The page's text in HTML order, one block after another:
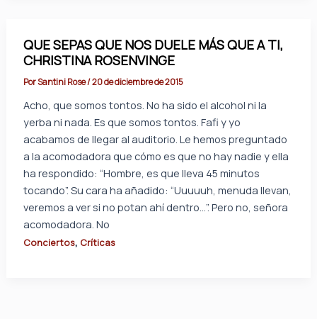
QUE SEPAS QUE NOS DUELE MÁS QUE A TI,
CHRISTINA ROSENVINGE
PorSantini Rose/20 de diciembre de 2015
Acho, que somos tontos. No ha sido el alcohol ni la
yerba ni nada. Es que somos tontos. Fafi y yo
acabamos de llegar al auditorio. Le hemos preguntado
a la acomodadora que cómo es que no hay nadie y ella
ha respondido: “Hombre, es que lleva 45 minutos
tocando”. Su cara ha añadido: “Uuuuuh, menuda llevan,
veremos a ver si no potan ahí dentro…”. Pero no, señora
acomodadora. No
Conciertos, Críticas